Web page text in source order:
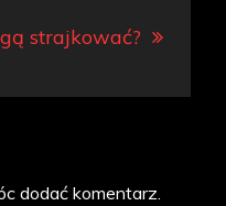
strajkować?
dodać komentarz.